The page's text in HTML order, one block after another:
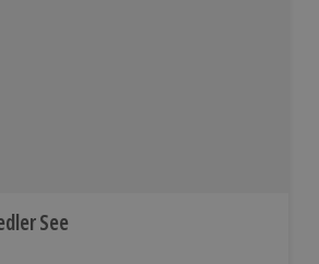
See